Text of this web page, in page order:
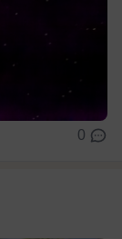
0